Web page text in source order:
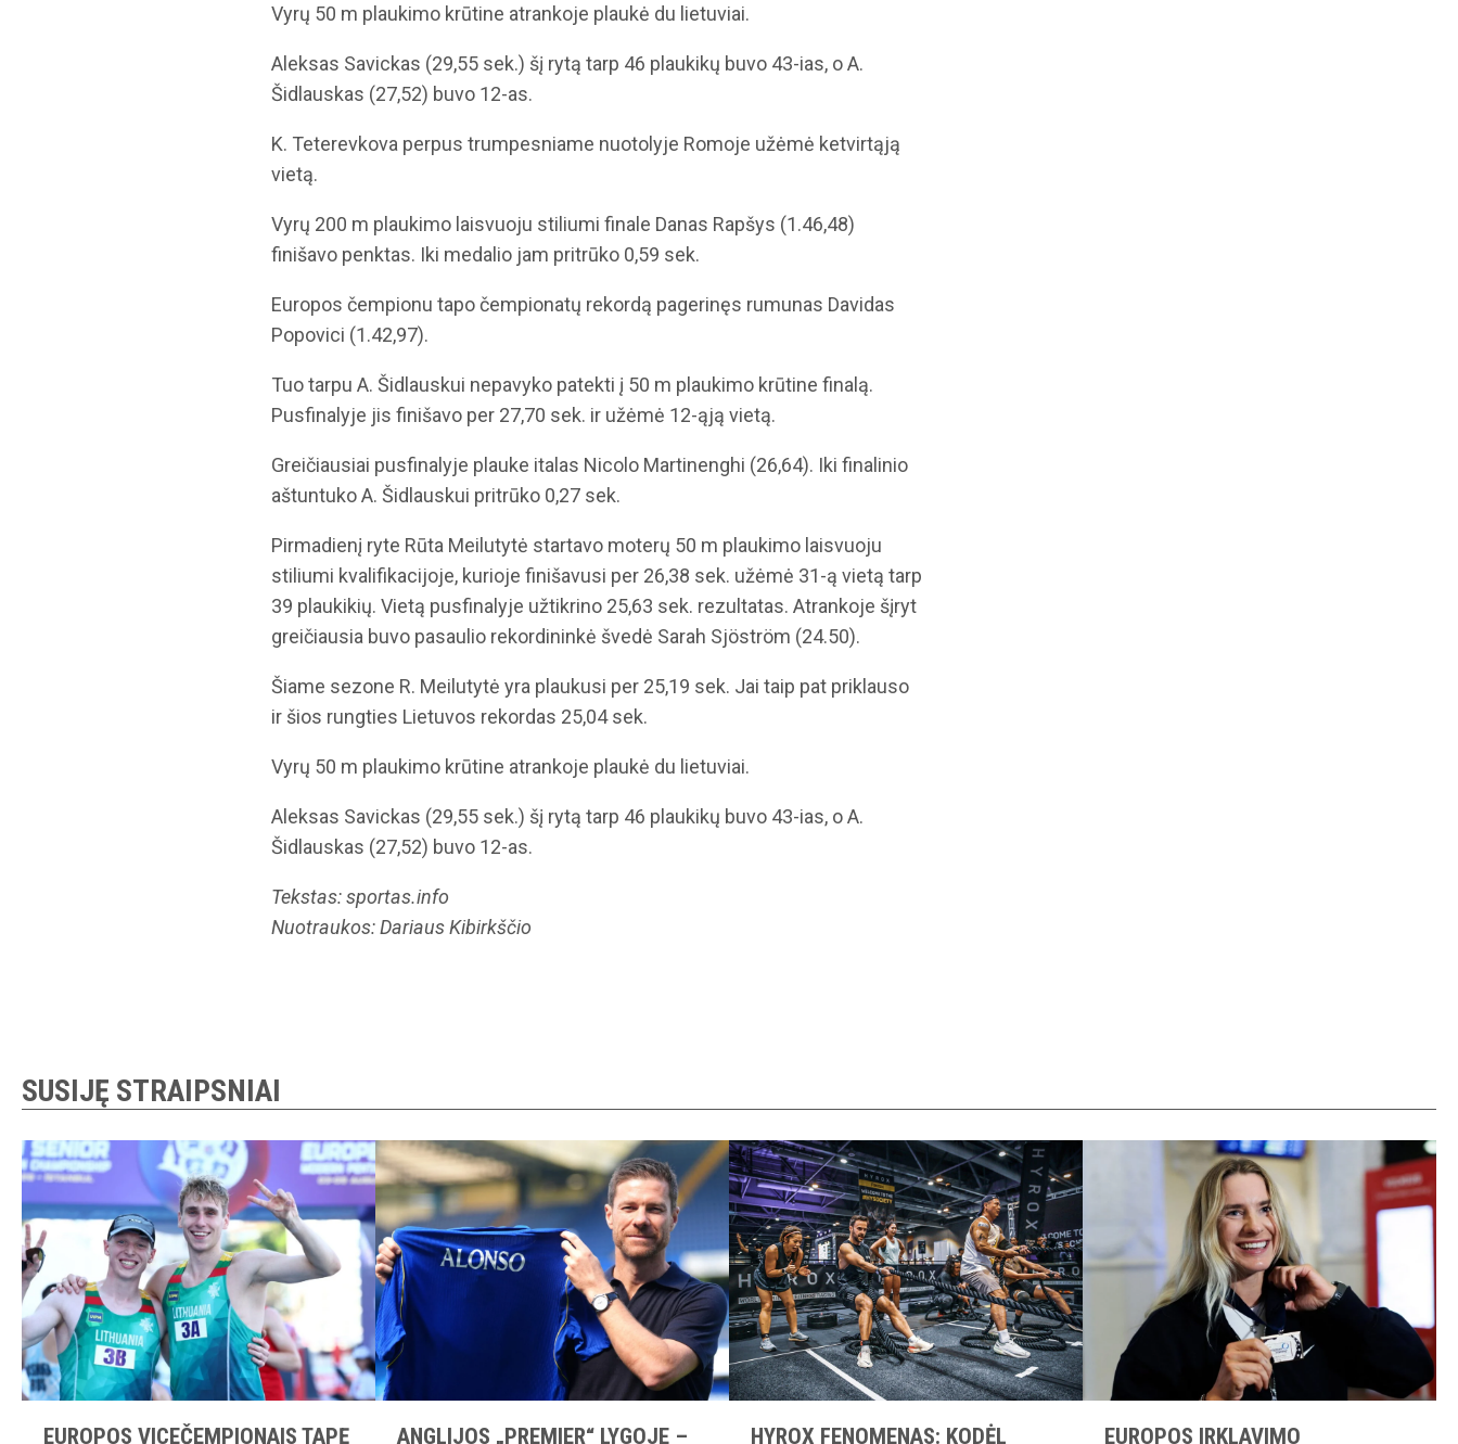
Vyrų 50 m plaukimo krūtine atrankoje plaukė du lietuviai.
Aleksas Savickas (29,55 sek.) šį rytą tarp 46 plaukikų buvo 43-ias, o A.
Šidlauskas (27,52) buvo 12-as.
K. Teterevkova perpus trumpesniame nuotolyje Romoje užėmė ketvirtąją
vietą.
Vyrų 200 m plaukimo laisvuoju stiliumi finale Danas Rapšys (1.46,48)
finišavo penktas. Iki medalio jam pritrūko 0,59 sek.
Europos čempionu tapo čempionatų rekordą pagerinęs rumunas Davidas
Popovici (1.42,97).
Tuo tarpu A. Šidlauskui nepavyko patekti į 50 m plaukimo krūtine finalą.
Pusfinalyje jis finišavo per 27,70 sek. ir užėmė 12-ąją vietą.
Greičiausiai pusfinalyje plauke italas Nicolo Martinenghi (26,64). Iki finalinio
aštuntuko A. Šidlauskui pritrūko 0,27 sek.
Pirmadienį ryte Rūta Meilutytė startavo moterų 50 m plaukimo laisvuoju
stiliumi kvalifikacijoje, kurioje finišavusi per 26,38 sek. užėmė 31-ą vietą tarp
39 plaukikių. Vietą pusfinalyje užtikrino 25,63 sek. rezultatas. Atrankoje šįryt
greičiausia buvo pasaulio rekordininkė švedė Sarah Sjöström (24.50).
Šiame sezone R. Meilutytė yra plaukusi per 25,19 sek. Jai taip pat priklauso
ir šios rungties Lietuvos rekordas 25,04 sek.
Vyrų 50 m plaukimo krūtine atrankoje plaukė du lietuviai.
Aleksas Savickas (29,55 sek.) šį rytą tarp 46 plaukikų buvo 43-ias, o A.
Šidlauskas (27,52) buvo 12-as.
Tekstas: sportas.info
Nuotraukos: Dariaus Kibirkščio
SUSIJĘ STRAIPSNIAI
EUROPOS VICEČEMPIONAIS TAPĘ ANGLIJOS „PREMIER“ LYGOJE – HYROX FENOMENAS: KODĖL EUROPOS IRKLAVIMO